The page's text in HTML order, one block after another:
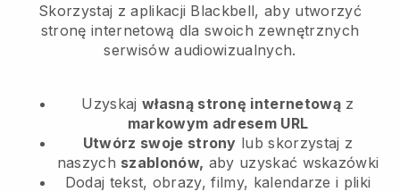
Skorzystaj z aplikacji Blackbell, aby utworzyć
stronę internetową dla swoich zewnętrznych
serwisów audiowizualnych.
Uzyskaj własną stronę internetowąz
markowym adresem URL
Utwórz swoje strony lub skorzystaj z
naszych szablonów, aby uzyskać wskazówki
Dodaj tekst, obrazy, filmy, kalendarze i pliki